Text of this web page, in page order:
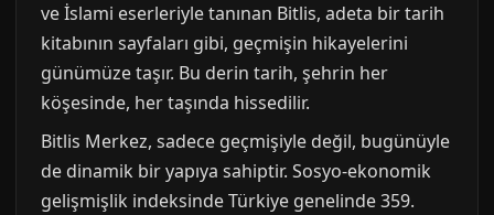
ve İslami eserleriyle tanınan Bitlis, adeta bir tarih
kitabının sayfaları gibi, geçmişin hikayelerini
günümüze taşır. Bu derin tarih, şehrin her
köşesinde, her taşında hissedilir.
Bitlis Merkez, sadece geçmişiyle değil, bugünüyle
de dinamik bir yapıya sahiptir. Sosyo-ekonomik
gelişmişlik indeksinde Türkiye genelinde 359.